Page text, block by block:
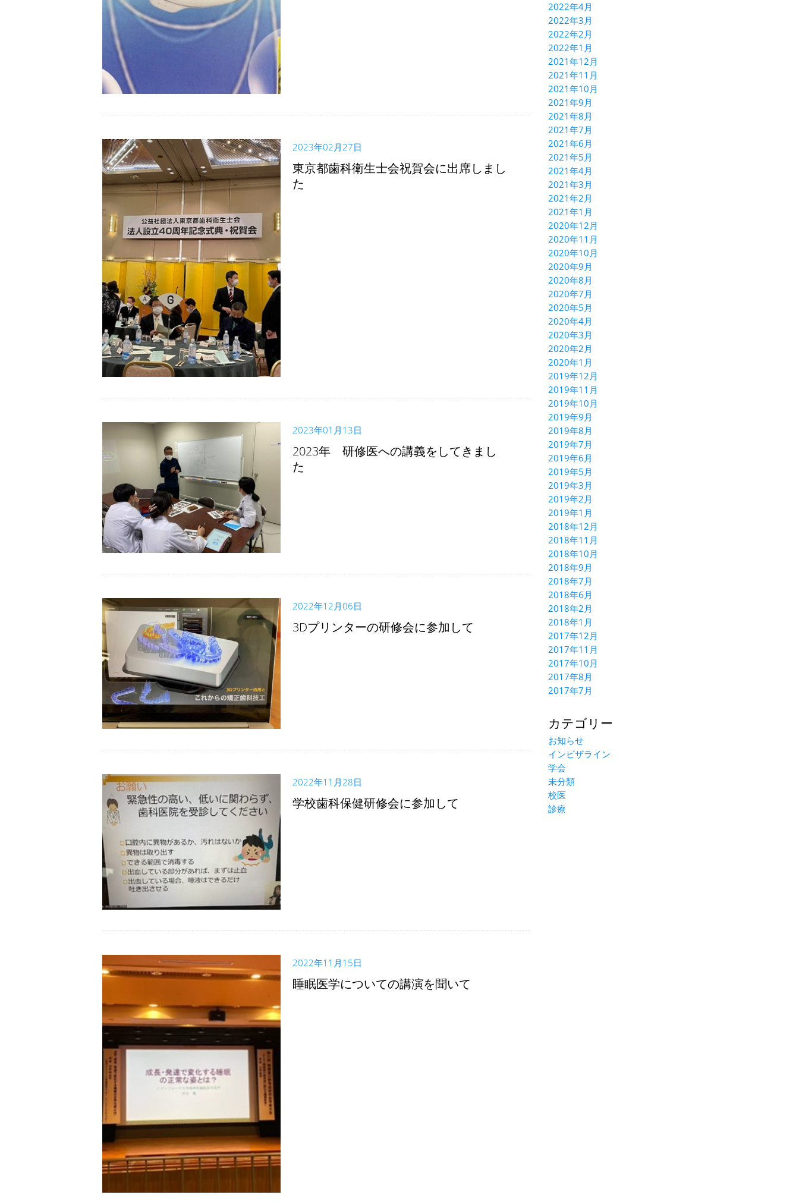
2023年02月27日
東京都歯科衛生士会祝賀会に出席しまし
た
2023年01月13日
2023年 研修医への講義をしてきまし
た
2022年12月06日
3Dプリンターの研修会に参加して
2022年11月28日
学校歯科保健研修会に参加して
2022年11月15日
睡眠医学についての講演を聞いて
2022年4月
2022年3月
2022年2月
2022年1月
2021年12月
2021年11月
2021年10月
2021年9月
2021年8月
2021年7月
2021年6月
2021年5月
2021年4月
2021年3月
2021年2月
2021年1月
2020年12月
2020年11月
2020年10月
2020年9月
2020年8月
2020年7月
2020年5月
2020年4月
2020年3月
2020年2月
2020年1月
2019年12月
2019年11月
2019年10月
2019年9月
2019年8月
2019年7月
2019年6月
2019年5月
2019年3月
2019年2月
2019年1月
2018年12月
2018年11月
2018年10月
2018年9月
2018年7月
2018年6月
2018年2月
2018年1月
2017年12月
2017年11月
2017年10月
2017年8月
2017年7月
カテゴリー
お知らせ
インビザライン
学会
未分類
校医
診療